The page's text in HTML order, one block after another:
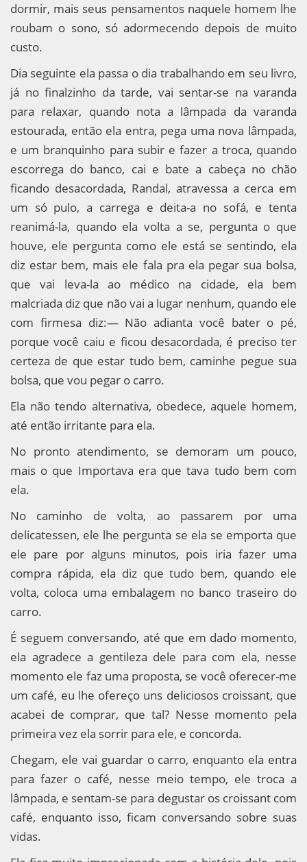
dormir, mais seus pensamentos naquele homem lhe
roubam o sono, só adormecendo depois de muito
custo.
Dia seguinte ela passa o dia trabalhando em seu livro,
já no finalzinho da tarde, vai sentar-se na varanda
para relaxar, quando nota a lâmpada da varanda
estourada, então ela entra, pega uma nova lâmpada,
e um branquinho para subir e fazer a troca, quando
escorrega do banco, cai e bate a cabeça no chão
ficando desacordada, Randal, atravessa a cerca em
um só pulo, a carrega e deita-a no sofá, e tenta
reanimá-la, quando ela volta a se, pergunta o que
houve, ele pergunta como ele está se sentindo, ela
diz estar bem, mais ele fala pra ela pegar sua bolsa,
que vai leva-la ao médico na cidade, ela bem
malcriada diz que não vai a lugar nenhum, quando ele
com firmesa diz:— Não adianta você bater o pé,
porque você caiu e ficou desacordada, é preciso ter
certeza de que estar tudo bem, caminhe pegue sua
bolsa, que vou pegar o carro.
Ela não tendo alternativa, obedece, aquele homem,
até então irritante para ela.
No pronto atendimento, se demoram um pouco,
mais o que Importava era que tava tudo bem com
ela.
No caminho de volta, ao passarem por uma
delicatessen, ele lhe pergunta se ela se emporta que
ele pare por alguns minutos, pois iria fazer uma
compra rápida, ela diz que tudo bem, quando ele
volta, coloca uma embalagem no banco traseiro do
carro.
É seguem conversando, até que em dado momento,
ela agradece a gentileza dele para com ela, nesse
momento ele faz uma proposta, se você oferecer-me
um café, eu lhe ofereço uns deliciosos croissant, que
acabei de comprar, que tal? Nesse momento pela
primeira vez ela sorrir para ele, e concorda.
Chegam, ele vai guardar o carro, enquanto ela entra
para fazer o café, nesse meio tempo, ele troca a
lâmpada, e sentam-se para degustar os croissant com
café, enquanto isso, ficam conversando sobre suas
vidas.